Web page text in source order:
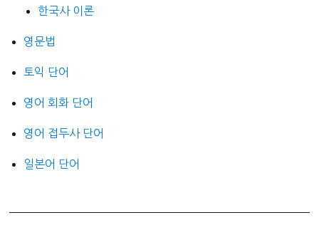
한국사 이론
영문법
토익 단어
영어 회화 단어
영어 접두사 단어
일본어 단어